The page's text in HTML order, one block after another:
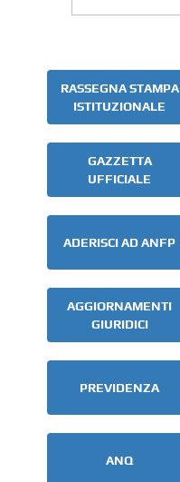
RASSEGNA STAMPA
ISTITUZIONALE
GAZZETTA
UFFICIALE
ADERISCI AD ANFP
AGGIORNAMENTI
GIURIDICI
PREVIDENZA
ANQ